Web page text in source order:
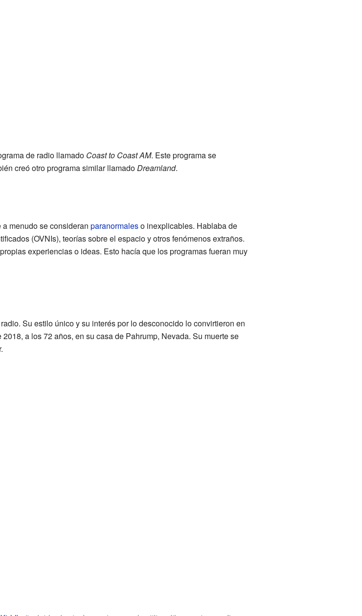
de radio llamado Coast to Coast AM. Este programa se
creó otro programa similar llamadoDreamland.
menudo se consideran paranormaleso inexplicables. Hablaba de
(OVNIs), teorías sobre el espacio y otros fenómenos extraños.
experiencias o ideas. Esto hacía que los programas fueran muy
Su estilo único y su interés por lo desconocido lo convirtieron en
a los 72 años, en su casa de Pahrump, Nevada. Su muerte se